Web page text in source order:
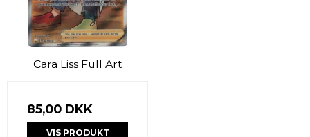
Cara Liss Full Art
85,00 DKK
VIS PRODUKT